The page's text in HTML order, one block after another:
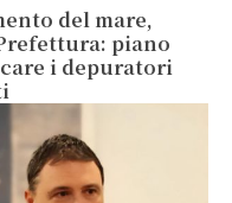
del mare,
piano
i depuratori